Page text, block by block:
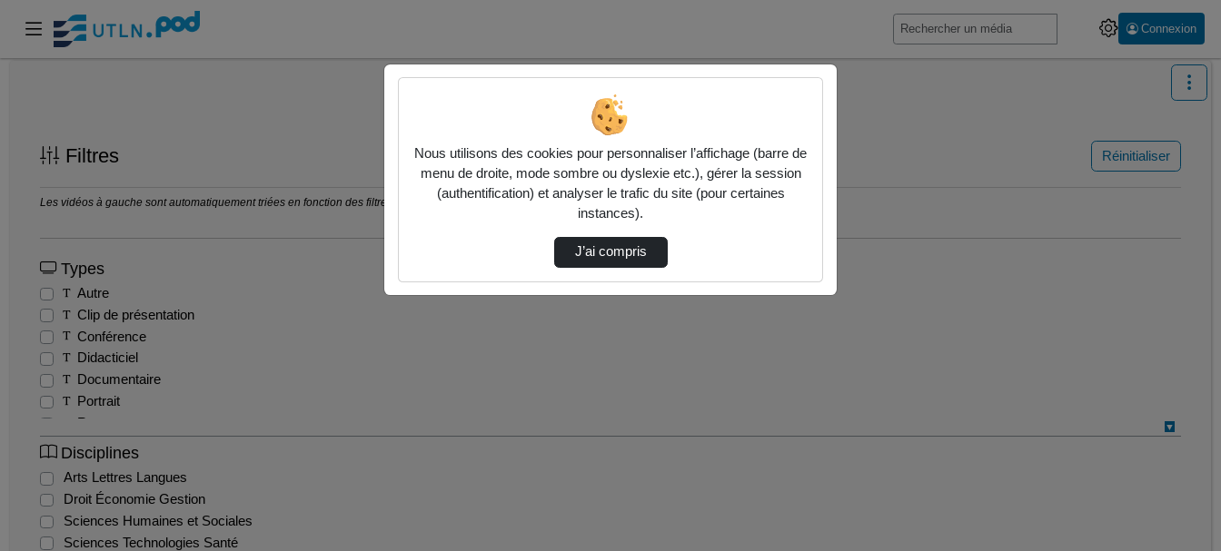
Connexion
Filtres Réinitialiser
Les vidéos à gauche sont automatiquement triées en fonction des filtres sélectionnés ci-dessous. Vérifiez les options pour ajuster les résultats.
Types
Autre
Clip de présentation
Conférence
Didacticiel
Documentaire
Portrait
Reportage
Ressource pédagogique
Travaux étudiant
Disciplines
Arts Lettres Langues
Droit Économie Gestion
Sciences Humaines et Sociales
Sciences Technologies Santé
Nous utilisons des cookies pour personnaliser l’affichage (barre de
menu de droite, mode sombre ou dyslexie etc.), gérer la session
(authentification) et analyser le trafic du site (pour certaines
instances).
J’ai compris